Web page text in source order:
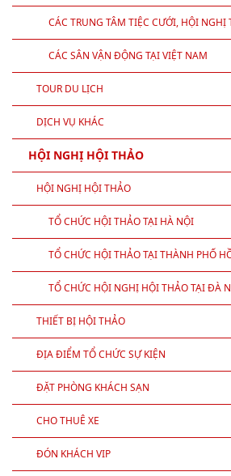
CÁC TRUNG TÂM TIỆC CƯỚI, HỘI NGHỊ
CÁC SÂN VẬN ĐỘNG TẠI VIỆT NAM
TOUR DU LỊCH
DỊCH VỤ KHÁC
HỘI NGHỊ HỘI THẢO
HỘI NGHỊ HỘI THẢO
TỔ CHỨC HỘI THẢO TẠI HÀ NỘI
TỔ CHỨC HỘI THẢO TẠI THÀNH PHỐ
TỔ CHỨC HỘI NGHỊ HỘI THẢO TẠI ĐÀ
THIẾT BỊ HỘI THẢO
ĐỊA ĐIỂM TỔ CHỨC SỰ KIỆN
ĐẶT PHÒNG KHÁCH SẠN
CHO THUÊ XE
ĐÓN KHÁCH VIP